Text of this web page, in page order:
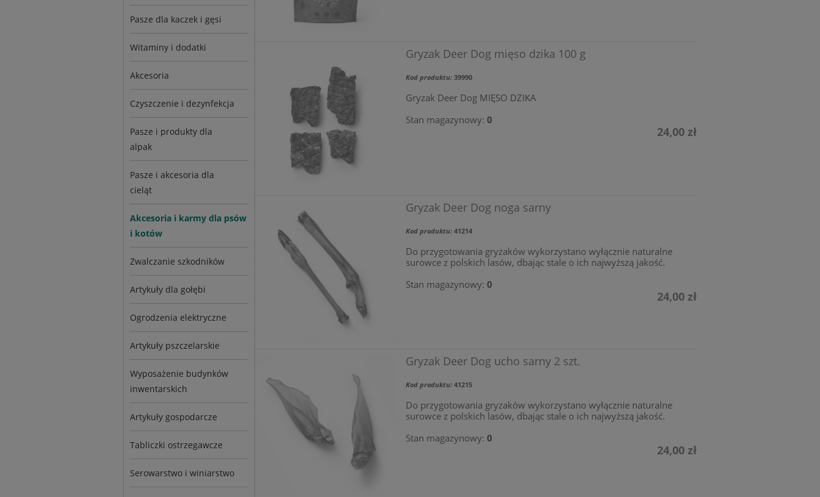
Pasze dla kaczek i gęsi
Witaminy i dodatki
Akcesoria
Czyszczenie i dezynfekcja
Pasze i produkty dla
alpak
Pasze i akcesoria dla
cieląt
Akcesoria i karmy dla psów
i kotów
Zwalczanie szkodników
Artykuły dla gołębi
Ogrodzenia elektryczne
Artykuły pszczelarskie
Wyposażenie budynków
inwentarskich
Artykuły gospodarcze
Tabliczki ostrzegawcze
Serowarstwo i winiarstwo
Gryzak Deer Dog mięso dzika 100 g
Kod produktu: 39990
Gryzak Deer Dog MIĘSO DZIKA
Stan magazynowy: 0
24,00 zł
Gryzak Deer Dog noga sarny
Kod produktu: 41214
Do przygotowania gryzaków wykorzystano wyłącznie naturalne
surowce z polskich lasów, dbając stale o ich najwyższą jakość.
Stan magazynowy: 0
24,00 zł
Gryzak Deer Dog ucho sarny 2 szt.
Kod produktu: 41215
Do przygotowania gryzaków wykorzystano wyłącznie naturalne
surowce z polskich lasów, dbając stale o ich najwyższą jakość.
Stan magazynowy: 0
24,00 zł